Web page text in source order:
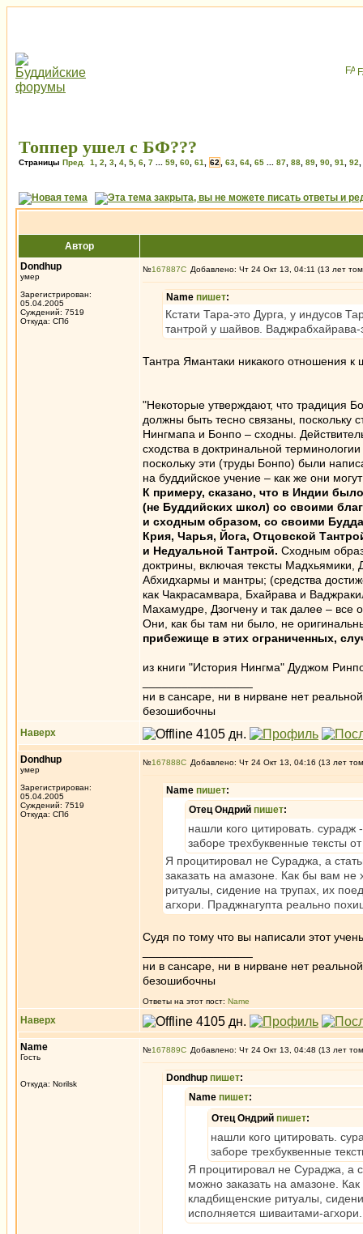
Топпер ушел с БФ???
Страницы Пред. 1 2 3 4 5 6 7 59 60 61 62 63 64 65 87 88 89 90 91 92
Автор
Dondhup
умер
Зарегистрирован:
05.04.2005
Суждений: 7519
Откуда: СПб
№167887 Добавлено: Чт 24 Окт 13, 04:11 (13 лет
Name пишет:
Кстати Тара-это Дурга, у индусов
тантрой у шайвов.
Тантра Ямантаки никакого отношения к
"Некоторые утверждают, что традиция
должны быть тесно связаны, поскольку
Нингмапа и Бонпо – сходны.
сходства в доктринальной
поскольку эти (труды Бонпо) были
на буддийское учение – как же они
К примеру, сказано, что в Индии
(не Буддийских школ) со своими
и сходным образом, со своими
Крия, Чарья, Йога, Отцовской
и Недуальной Тантрой. Сходным
доктрины, включая тексты Мадхьямики,
Абхидхармы и мантры; (средства
как Чакрасамвара, Бхайрава и
Махамудре, Дзогчену и так далее –
Они, как бы там ни было, не
прибежище в этих ограниченных,
из книги "История Нингма" Дуджом
ни в сансаре, ни в нирване нет
безошибочны
Наверх
Dondhup
умер
Зарегистрирован:
05.04.2005
Суждений: 7519
Откуда: СПб
№167888 Добавлено: Чт 24 Окт 13, 04:16 (13 лет
Name пишет:
Отец Ондрий пишет:
нашли кого цитировать. сурадж
заборе трехбуквенные тексты
Я процитировал не Сураджа, а
заказать на амазоне. Как бы вам
ритуалы, сидение на трупах, их
агхори. Праджнагупта реально
Судя по тому что вы написали этот
ни в сансаре, ни в нирване нет
безошибочны
Ответы на этот пост: Name
Наверх
Name
Гость
Откуда: Norilsk
№167889 Добавлено: Чт 24 Окт 13, 04:48 (13 лет
Dondhup пишет:
Name пишет:
Отец Ондрий пишет:
нашли кого цитировать.
заборе трехбуквенные
Я процитировал не Сураджа, а
можно заказать на амазоне.
кладбищенские ритуалы,
исполняется шиваитами-